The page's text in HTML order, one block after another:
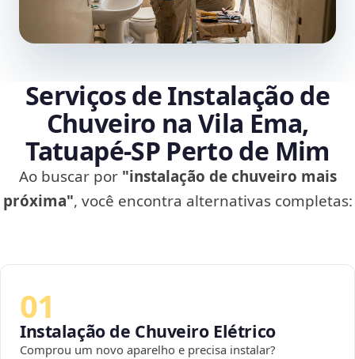
Serviços de Instalação de
Chuveiro na Vila Ema,
Tatuapé‑SP Perto de Mim
Ao buscar por "instalação de chuveiro mais
próxima", você encontra alternativas completas:
01
Instalação de Chuveiro Elétrico
Comprou um novo aparelho e precisa instalar?